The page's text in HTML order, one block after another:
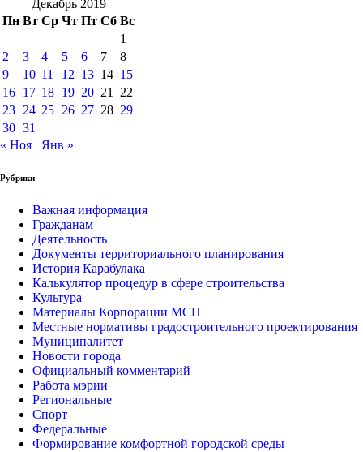
Декабрь 2019
Пн Вт Ср Чт Пт Сб Вс
1
2
3 4 5 6 7
8
9
10 11 12 13 14 15
16 17 18 19 20 21
22
23 24 25 26 27 28 29
30 31
« Ноя
Янв »
Рубрики
Важная информация
Гражданам
Деятельность
Документы территориального планирования
История Карабулака
Калькулятор процедур в сфере строительства
Культура
Материалы Корпорации МСП
Местные нормативы градостроительного проектирования
Муниципалитет
Новости города
Официальный комментарий
Работа мэрии
Региональные
Спорт
Федеральные
Формирование комфортной городской среды